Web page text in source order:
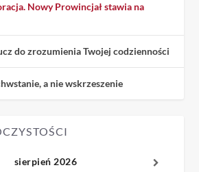
Nowy Prowincjał stawia na
do zrozumienia Twojej codzienności
a nie wskrzeszenie
sierpień 2026